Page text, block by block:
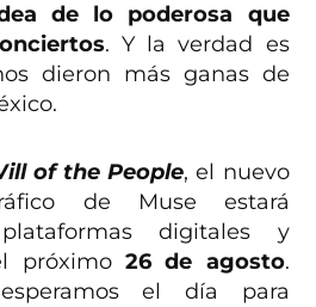
de lo poderosa que
. Y la verdad es
dieron más ganas de
of the People, el nuevo
de Muse estará
digitales y
próximo 26 de agosto.
el día para